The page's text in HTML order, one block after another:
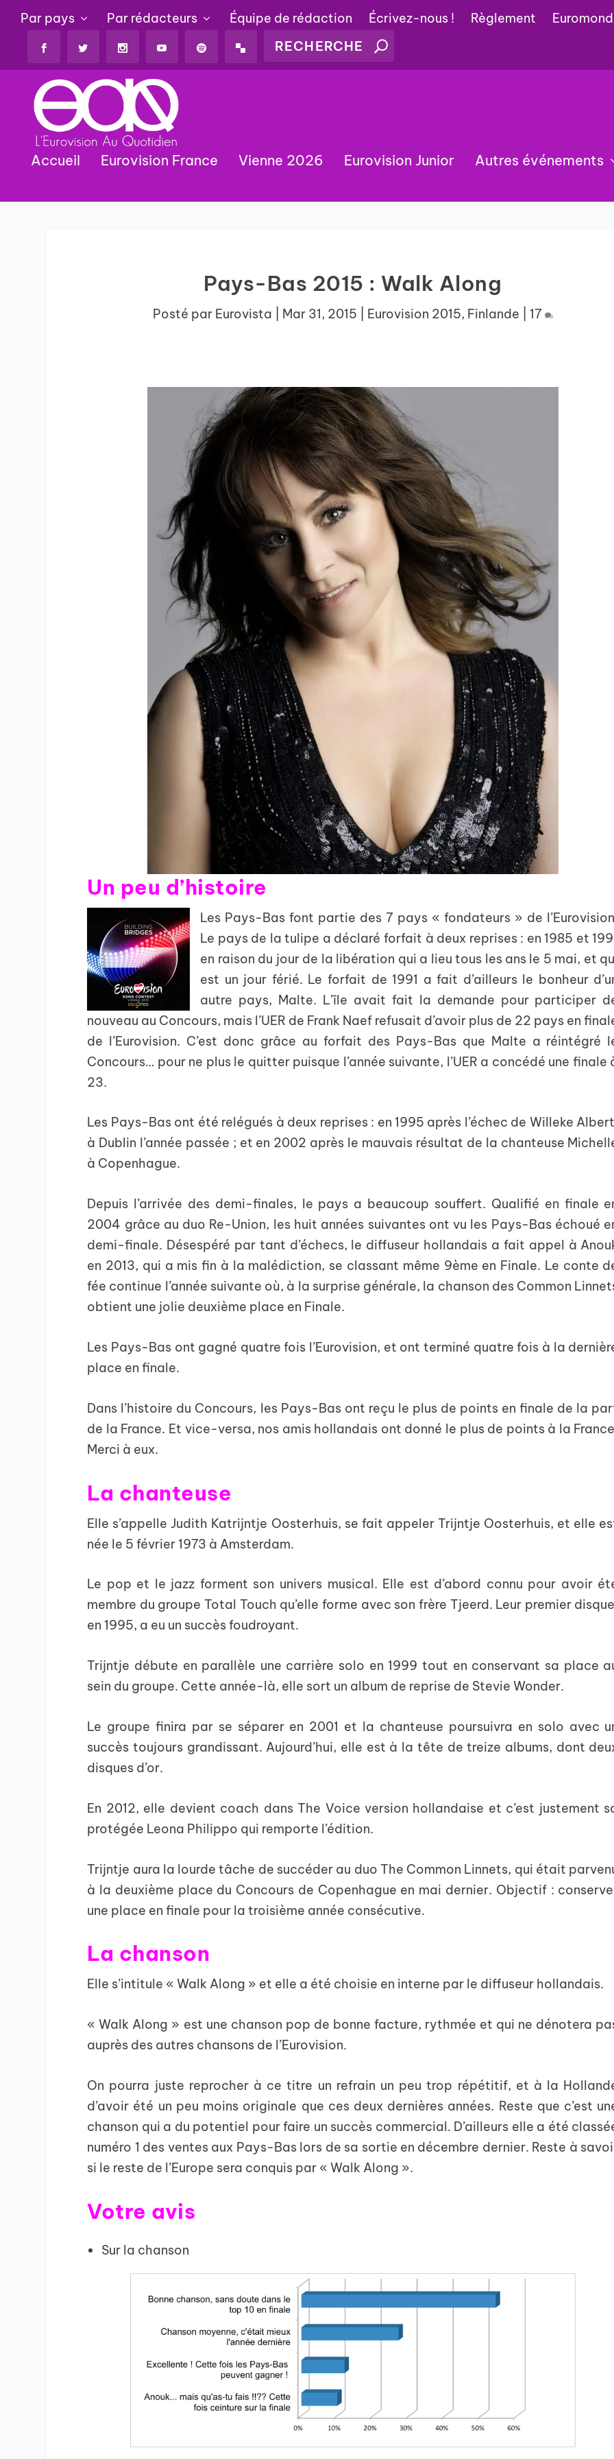
Par pays Par rédacteurs Équipe de rédaction Écrivez-nous ! Règlement
Accueil Eurovision France Vienne 2026 Eurovision Junior Autres événements
Pays-Bas 2015 : Walk Along
Posté par Eurovista Mar 31, 2015 Eurovision 2015, Finlande 17
Un peu d’histoire
Les Pays-Bas font partie des 7 pays « fondateurs » de
Le pays de la tulipe a déclaré forfait à deux reprises : en 1985 et
en raison du jour de la libération qui a lieu tous les ans le 5 mai, et
est un jour férié. Le forfait de 1991 a fait d’ailleurs le bonheur
autre pays, Malte. L’île avait fait la demande pour participer
nouveau au Concours, mais l’UER de Frank Naef refusait d’avoir plus de 22 pays en
de l’Eurovision. C’est donc grâce au forfait des Pays-Bas que Malte a réintégré
Concours… pour ne plus le quitter puisque l’année suivante, l’UER a concédé une finale
23.
Les Pays-Bas ont été relégués à deux reprises : en 1995 après l’échec de Willeke
à Dublin l’année passée ; et en 2002 après le mauvais résultat de la chanteuse
à Copenhague.
Depuis l’arrivée des demi-finales, le pays a beaucoup souffert. Qualifié en finale
2004 grâce au duo Re-Union, les huit années suivantes ont vu les Pays-Bas échoué
demi-finale. Désespéré par tant d’échecs, le diffuseur hollandais a fait appel à
en 2013, qui a mis fin à la malédiction, se classant même 9ème en Finale. Le conte
fée continue l’année suivante où, à la surprise générale, la chanson des Common
obtient une jolie deuxième place en Finale.
Les Pays-Bas ont gagné quatre fois l’Eurovision, et ont terminé quatre fois à la
place en finale.
Dans l’histoire du Concours, les Pays-Bas ont reçu le plus de points en finale de la
de la France. Et vice-versa, nos amis hollandais ont donné le plus de points à la
Merci à eux.
La chanteuse
Elle s’appelle Judith Katrijntje Oosterhuis, se fait appeler Trijntje Oosterhuis, et elle
née le 5 février 1973 à Amsterdam.
Le pop et le jazz forment son univers musical. Elle est d’abord connu pour avoir
membre du groupe Total Touch qu’elle forme avec son frère Tjeerd. Leur premier
en 1995, a eu un succès foudroyant.
Trijntje débute en parallèle une carrière solo en 1999 tout en conservant sa place
sein du groupe. Cette année-là, elle sort un album de reprise de Stevie Wonder.
Le groupe finira par se séparer en 2001 et la chanteuse poursuivra en solo avec
succès toujours grandissant. Aujourd’hui, elle est à la tête de treize albums, dont
disques d’or.
En 2012, elle devient coach dans The Voice version hollandaise et c’est justement
protégée Leona Philippo qui remporte l’édition.
Trijntje aura la lourde tâche de succéder au duo The Common Linnets, qui était
à la deuxième place du Concours de Copenhague en mai dernier. Objectif :
une place en finale pour la troisième année consécutive.
La chanson
Elle s’intitule « Walk Along » et elle a été choisie en interne par le diffuseur hollandais.
« Walk Along » est une chanson pop de bonne facture, rythmée et qui ne dénotera
auprès des autres chansons de l’Eurovision.
On pourra juste reprocher à ce titre un refrain un peu trop répétitif, et à la
d’avoir été un peu moins originale que ces deux dernières années. Reste que c’est
chanson qui a du potentiel pour faire un succès commercial. D’ailleurs elle a été
numéro 1 des ventes aux Pays-Bas lors de sa sortie en décembre dernier. Reste à
si le reste de l’Europe sera conquis par « Walk Along ».
Votre avis
Sur la chanson